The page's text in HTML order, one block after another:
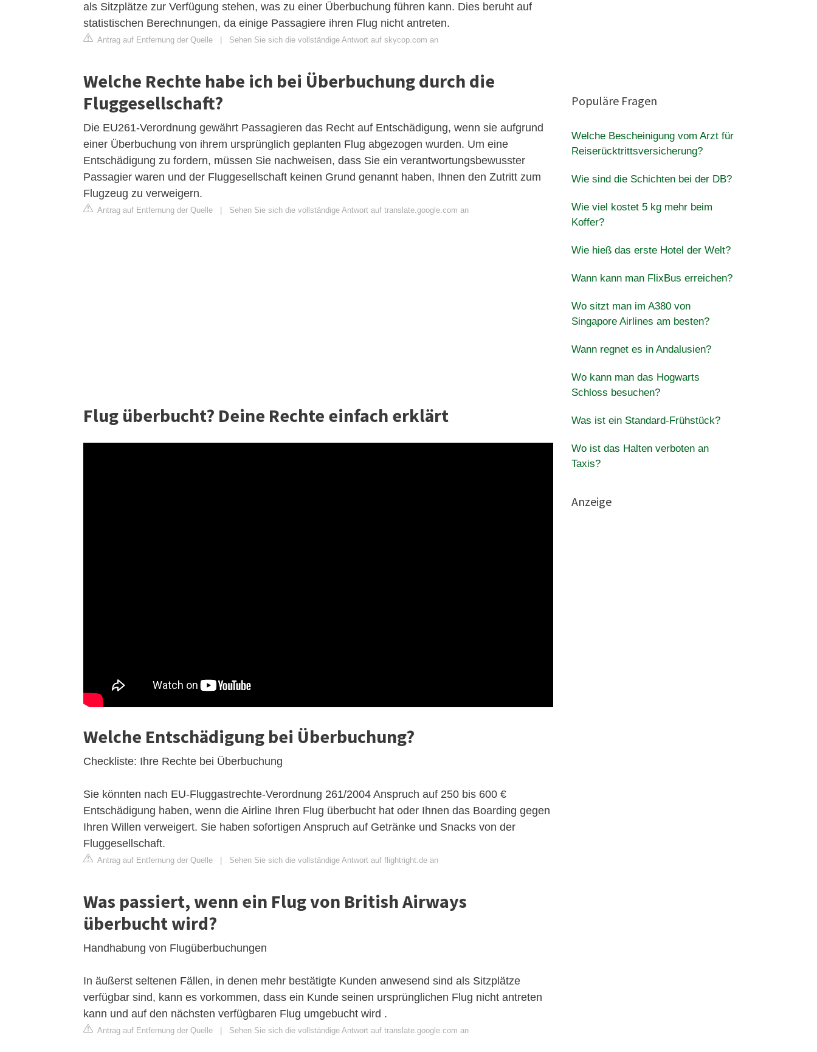
als Sitzplätze zur Verfügung stehen, was zu einer Überbuchung führen kann. Dies beruht auf
statistischen Berechnungen, da einige Passagiere ihren Flug nicht antreten.
Antrag auf Entfernung der Quelle Sehen Sie sich die vollständige Antwort auf skycop.com an
Welche Rechte habe ich bei Überbuchung durch die
Fluggesellschaft?
Die EU261-Verordnung gewährt Passagieren das Recht auf Entschädigung, wenn sie aufgrund
einer Überbuchung von ihrem ursprünglich geplanten Flug abgezogen wurden. Um eine
Entschädigung zu fordern, müssen Sie nachweisen, dass Sie ein verantwortungsbewusster
Passagier waren und der Fluggesellschaft keinen Grund genannt haben, Ihnen den Zutritt zum
Flugzeug zu verweigern.
Antrag auf Entfernung der Quelle Sehen Sie sich die vollständige Antwort auf translate.google.com an
Flug überbucht? Deine Rechte einfach erklärt
Welche Entschädigung bei Überbuchung?
Checkliste: Ihre Rechte bei Überbuchung
Sie könnten nach EU-Fluggastrechte-Verordnung 261/2004 Anspruch auf 250 bis 600 €
Entschädigung haben, wenn die Airline Ihren Flug überbucht hat oder Ihnen das Boarding gegen
Ihren Willen verweigert. Sie haben sofortigen Anspruch auf Getränke und Snacks von der
Fluggesellschaft.
Antrag auf Entfernung der Quelle | Sehen Sie sich die vollständige Antwort auf flightright.de an
Was passiert, wenn ein Flug von British Airways
überbucht wird?
Handhabung von Flugüberbuchungen
In äußerst seltenen Fällen, in denen mehr bestätigte Kunden anwesend sind als Sitzplätze
verfügbar sind, kann es vorkommen, dass ein Kunde seinen ursprünglichen Flug nicht antreten
kann und auf den nächsten verfügbaren Flug umgebucht wird .
Antrag auf Entfernung der Quelle | Sehen Sie sich die vollständige Antwort auf translate.google.com an
Populäre Fragen
Welche Bescheinigung vom Arzt für
Reiserücktrittsversicherung?
Wie sind die Schichten bei der DB?
Wie viel kostet 5 kg mehr beim
Koffer?
Wie hieß das erste Hotel der Welt?
Wann kann man FlixBus erreichen?
Wo sitzt man im A380 von
Singapore Airlines am besten?
Wann regnet es in Andalusien?
Wo kann man das Hogwarts
Schloss besuchen?
Was ist ein Standard-Frühstück?
Wo ist das Halten verboten an
Taxis?
Anzeige